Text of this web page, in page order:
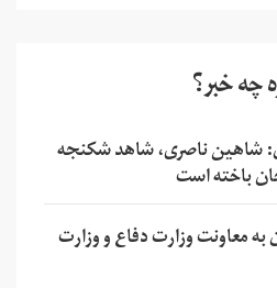
چه خبر؟
شاهین ناصری، شاهد شکنجه
باخته است
به معاونت وزارت دفاع و وزارت